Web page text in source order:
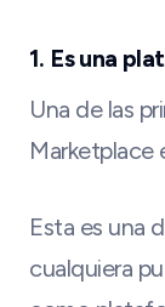
1. Es una
Una de las
Marketplace
Esta es una
cualquiera